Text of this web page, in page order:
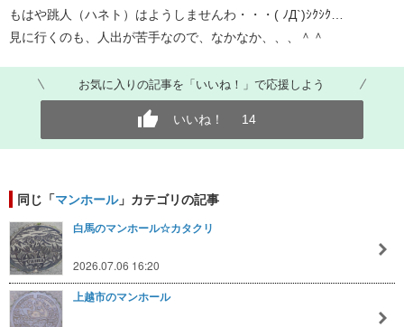
もはや跳人（ハネト）はようしませんわ・・・( ﾉД`)ｼｸｼｸ…
見に行くのも、人出が苦手なので、なかなか、、、＾＾
お気に入りの記事を「いいね！」で応援しよう
いいね！ 14
同じ「マンホール」カテゴリの記事
白馬のマンホール☆カタクリ
2026.07.06 16:20
上越市のマンホール